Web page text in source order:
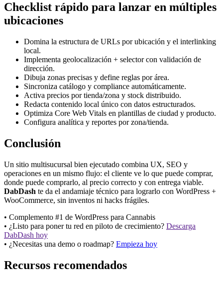
Checklist rápido para lanzar en múltiples
ubicaciones
Domina la estructura de URLs por ubicación y el interlinking
local.
Implementa geolocalización + selector con validación de
dirección.
Dibuja zonas precisas y define reglas por área.
Sincroniza catálogo y compliance automáticamente.
Activa precios por tienda/zona y stock distribuido.
Redacta contenido local único con datos estructurados.
Optimiza Core Web Vitals en plantillas de ciudad y producto.
Configura analítica y reportes por zona/tienda.
Conclusión
Un sitio multisucursal bien ejecutado combina UX, SEO y
operaciones en un mismo flujo: el cliente ve lo que puede comprar,
donde puede comprarlo, al precio correcto y con entrega viable.
DabDash te da el andamiaje técnico para lograrlo con WordPress +
WooCommerce, sin inventos ni hacks frágiles.
• Complemento #1 de WordPress para Cannabis
• ¿Listo para poner tu red en piloto de crecimiento? Descarga
DabDash hoy
• ¿Necesitas una demo o roadmap? Empieza hoy
Recursos recomendados